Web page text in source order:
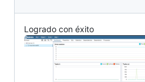
Logrado con éxito